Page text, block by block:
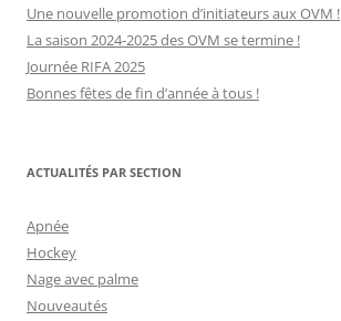
Une nouvelle promotion d’initiateurs aux OVM !
La saison 2024-2025 des OVM se termine !
Journée RIFA 2025
Bonnes fêtes de fin d’année à tous !
ACTUALITÉS PAR SECTION
Apnée
Hockey
Nage avec palme
Nouveautés